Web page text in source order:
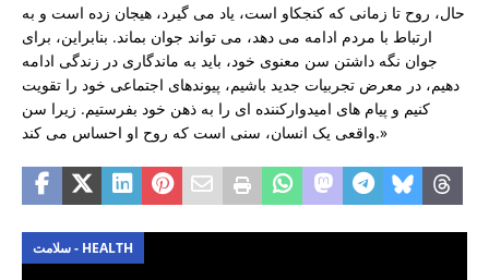
حال، روح تا زمانی که کنجکاو است، یاد می گیرد، هیجان زده است و به
ارتباط با مردم ادامه می دهد، می تواند جوان بماند. بنابراین، برای
جوان نگه داشتن سن معنوی خود، باید به ماندگاری در زندگی ادامه
دهیم، در معرض تجربیات جدید باشیم، پیوندهای اجتماعی خود را تقویت
کنیم و پیام های امیدوارکننده ای را به ذهن خود بفرستیم. زیرا سن
واقعی یک انسان، سنی است که روح او احساس می کند.»
سلامت - HEALTH